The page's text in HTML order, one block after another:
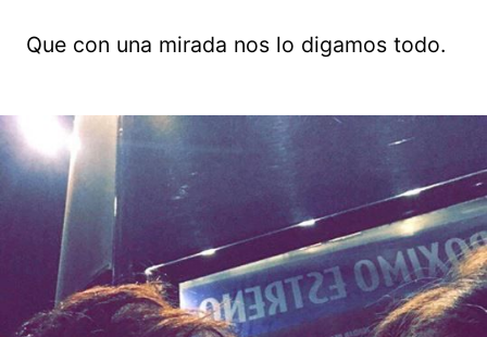
Que con una mirada nos lo digamos todo.